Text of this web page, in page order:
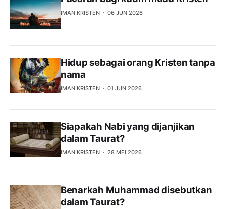
IMAN KRISTEN 06 JUN 2026
Hidup sebagai orang Kristen tanpa
nama
IMAN KRISTEN 01 JUN 2026
Siapakah Nabi yang dijanjikan
dalam Taurat?
IMAN KRISTEN 28 MEI 2026
Benarkah Muhammad disebutkan
dalam Taurat?